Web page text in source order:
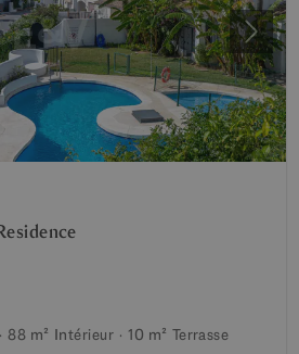
88 m² Intérieur 10 m² Terrasse